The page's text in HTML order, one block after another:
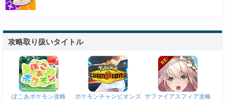
攻略取り扱いタイトル
ぽこあポケモン攻略
ポケモンチャンピオンズ サファイアスフィア攻略